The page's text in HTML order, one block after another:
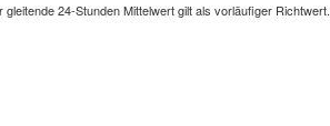
24-Stunden Mittelwert gilt als vorläufiger Richtwert.